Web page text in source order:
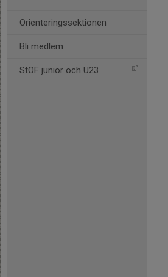
Orienteringssektionen
Bli medlem
StOF junior och U23